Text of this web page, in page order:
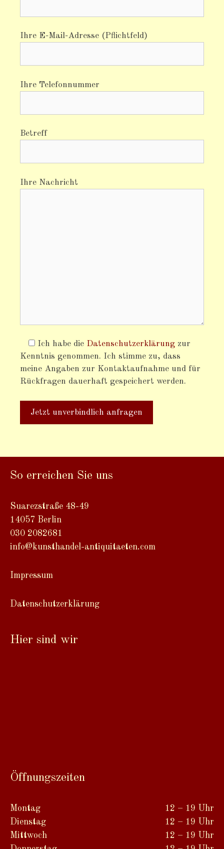
Ihre E-Mail-Adresse (Pflichtfeld)
Ihre Telefonnummer
Betreff
Ihre Nachricht
Ich habe die Datenschutzerklärung zur
Kenntnis genommen. Ich stimme zu, dass
meine Angaben zur Kontaktaufnahme und für
Rückfragen dauerhaft gespeichert werden.
l
e
n
a
t
i
:
So erreichen Sie uns
Suarezstraße 48-49
14057 Berlin
030 2082681
info@kunsthandel-antiquitaeten.com
Impressum
Datenschutzerklärung
Hier sind wir
Öffnungszeiten
Montag
Dienstag
Mittwoch
12 – 19 Uhr
12 – 19 Uhr
12 – 19 Uhr